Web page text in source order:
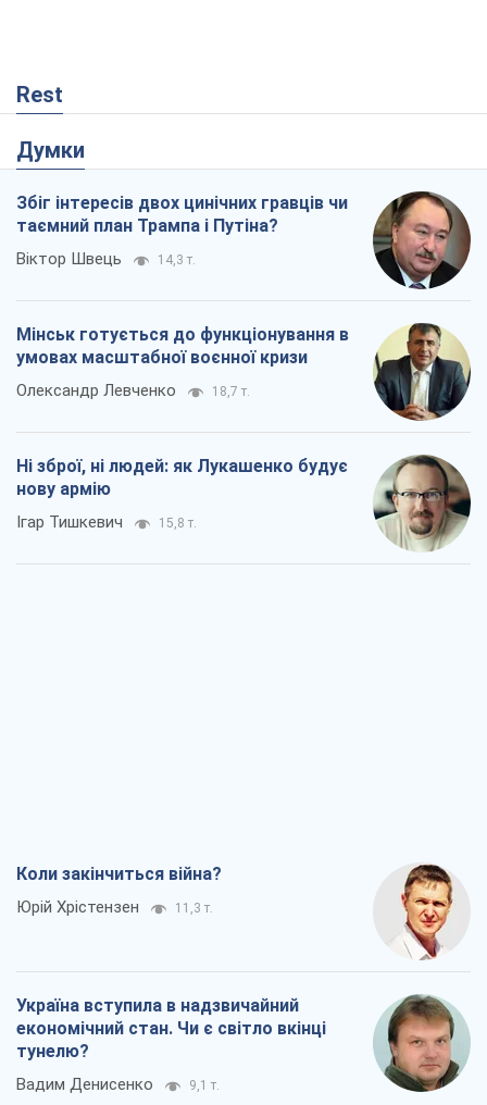
Rest
Думки
Збіг інтересів двох цинічних гравців чи
таємний план Трампа і Путіна?
Віктор Швець 14,3 т.
Мінськ готується до функціонування в
умовах масштабної воєнної кризи
Олександр Левченко 18,7 т.
Ні зброї, ні людей: як Лукашенко будує
нову армію
Ігар Тишкевич 15,8 т.
Коли закінчиться війна?
Юрій Хрістензен 11,3 т.
Україна вступила в надзвичайний
економічний стан. Чи є світло вкінці
тунелю?
Вадим Денисенко 9,1 т.